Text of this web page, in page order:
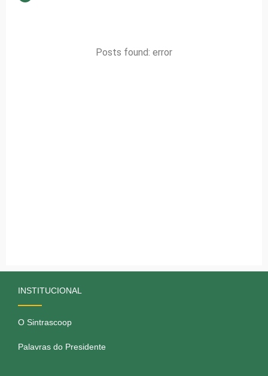
Posts found: error
INSTITUCIONAL
O Sintrascoop
Palavras do Presidente